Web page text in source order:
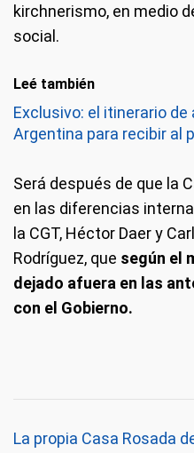
kirchnerismo, en medio
social.
Leé también
Exclusivo: el itinerario
Argentina para recibir al
Será después de que la
en las diferencias
la CGT, Héctor Daer y
Rodríguez, que según el
dejado afuera en las
con el Gobierno.
La propia Casa Rosada